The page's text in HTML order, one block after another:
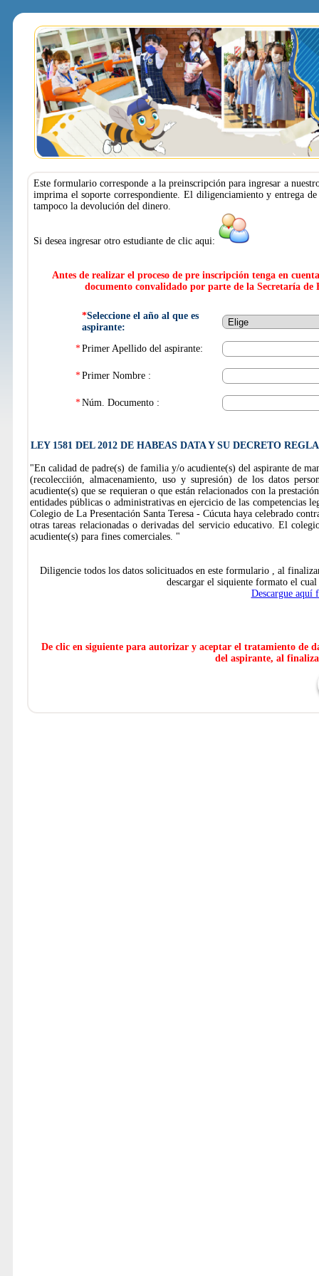
Este formulario corresponde a la preinscripción para ingresar a
imprima el soporte correspondiente. El diligenciamiento y entrega
tampoco la devolución del dinero.
Si desea ingresar otro estudiante de clic aqui:
Antes de realizar el proceso de pre inscripción tenga en
documento convalidado por parte de la Secretaría
*Seleccione el año al que es
aspirante:
*Primer Apellido del aspirante:
*Primer Nombre :
*Núm. Documento :
LEY 1581 DEL 2012 DE HABEAS DATA Y SU DECRETO
"En calidad de padre(s) de familia y/o acudiente(s) del aspirante de
(recolecciión, almacenamiento, uso y supresión) de los datos
acudiente(s) que se requieran o que están relacionados con la
entidades públicas o administrativas en ejercicio de las competencias
Colegio de La Presentación Santa Teresa - Cúcuta haya celebrado
otras tareas relacionadas o derivadas del servicio educativo. El
acudiente(s) para fines comerciales. "
Diligencie todos los datos solicituados en este formulario , al
descargar el siquiente formato el
Descargue aquí
De clic en siguiente para autorizar y aceptar el tratamiento de
del aspirante, al